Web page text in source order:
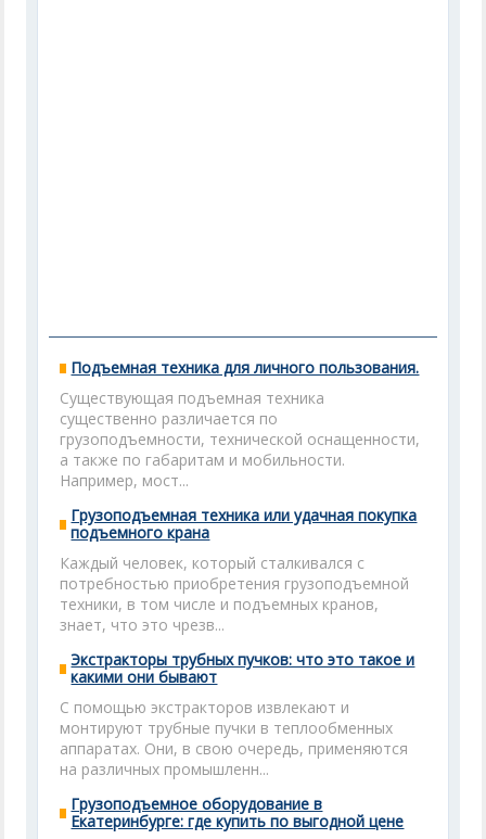
Подъемная техника для личного пользования.
Существующая подъемная техника
существенно различается по
грузоподъемности, технической оснащенности,
а также по габаритам и мобильности.
Например, мост...
Грузоподъемная техника или удачная покупка
подъемного крана
Каждый человек, который сталкивался с
потребностью приобретения грузоподъемной
техники, в том числе и подъемных кранов,
знает, что это чрезв...
Экстракторы трубных пучков: что это такое и
какими они бывают
С помощью экстракторов извлекают и
монтируют трубные пучки в теплообменных
аппаратах. Они, в свою очередь, применяются
на различных промышленн...
Грузоподъемное оборудование в
Екатеринбурге: где купить по выгодной цене